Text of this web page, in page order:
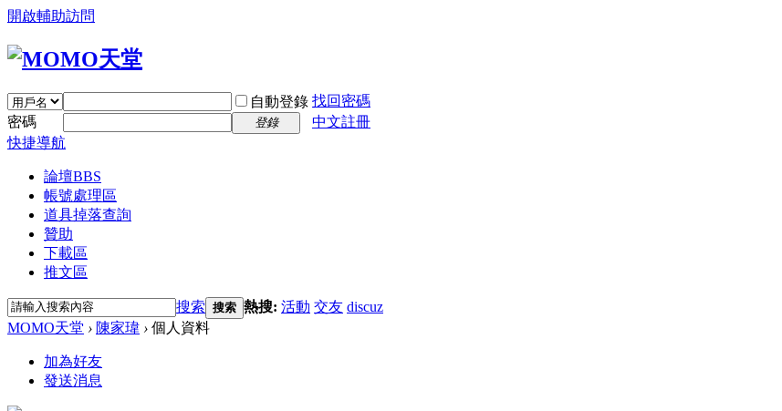
開啟輔助訪問
自動登錄 找回密碼
密碼
登錄
中文註冊
快捷導航
論壇BBS
帳號處理區
道具掉落查詢
贊助
下載區
推文區
搜索 搜索 熱搜: 活動 交友 discuz
MOMO天堂 › 陳家瑋 › 個人資料
加為好友
發送消息